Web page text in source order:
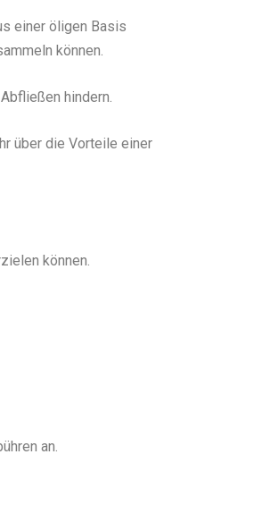
einer öligen Basis
können.
hindern.
über die Vorteile einer
können.
an.